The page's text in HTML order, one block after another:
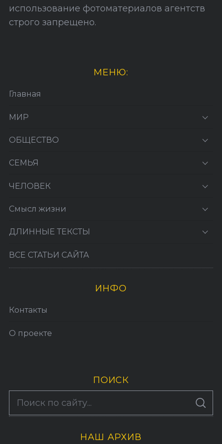
использование фотоматериалов агентств
строго запрещено.
МЕНЮ:
Главная
МИР
ОБЩЕСТВО
СЕМЬЯ
ЧЕЛОВЕК
Смысл жизни
ДЛИННЫЕ ТЕКСТЫ
ВСЕ СТАТЬИ САЙТА
ИНФО
Контакты
О проекте
ПОИСК
S
A
По авторам
НАШ АРХИВ